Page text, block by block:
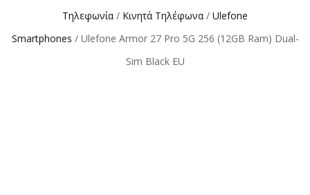
Τηλεφωνία / Κινητά Τηλέφωνα / Ulefone
Smartphones / Ulefone Armor 27 Pro 5G 256 (12GB Ram) Dual-
Sim Black EU